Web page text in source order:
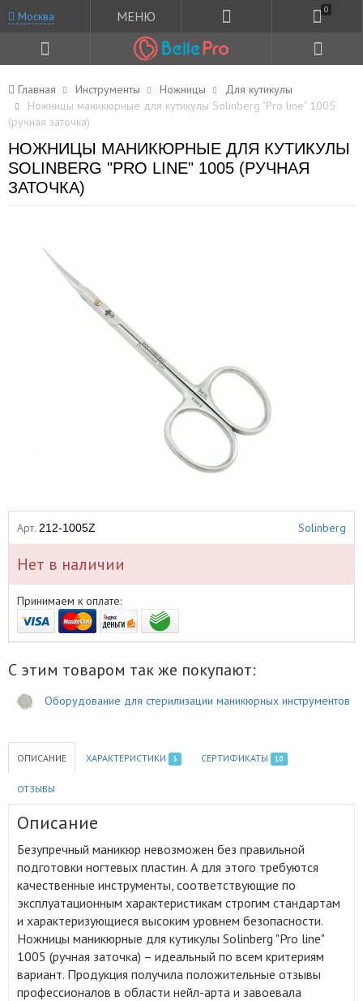
Москва МЕНЮ 0
Главная Инструменты Ножницы
Для кутикулы
Ножницы маникюрные для кутикулы Solinberg "Pro line" 1005
(ручная заточка)
НОЖНИЦЫ МАНИКЮРНЫЕ ДЛЯ КУТИКУЛЫ
SOLINBERG "PRO LINE" 1005 (РУЧНАЯ
ЗАТОЧКА)
Арт. 212-1005Z Solinberg
Нет в наличии
Принимаем к оплате:
С этим товаром так же покупают:
Оборудование для стерилизации маникюрных инструментов
ОПИСАНИЕ ХАРАКТЕРИСТИКИ 3 СЕРТИФИКАТЫ 10
ОТЗЫВЫ
Описание
Безупречный маникюр невозможен без правильной
подготовки ногтевых пластин. А для этого требуются
качественные инструменты, соответствующие по
эксплуатационным характеристикам строгим стандартам
и характеризующиеся высоким уровнем безопасности.
Ножницы маникюрные для кутикулы Solinberg "Pro line"
1005 (ручная заточка) – идеальный по всем критериям
вариант. Продукция получила положительные отзывы
профессионалов в области нейл-арта и завоевала